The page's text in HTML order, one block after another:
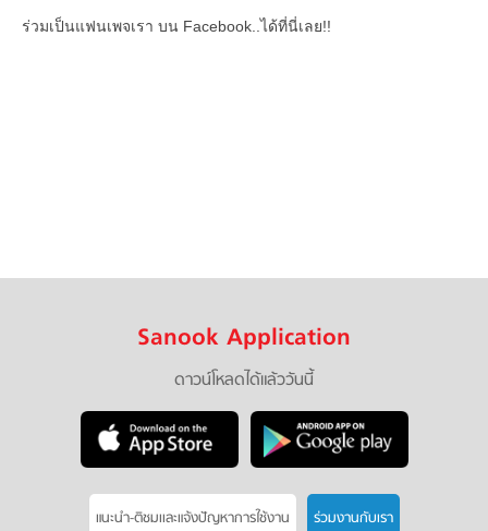
ร่วมเป็นแฟนเพจเรา บน Facebook..ได้ที่นี่เลย!!
Sanook Application
ดาวน์โหลดได้แล้ววันนี้
แนะนำ-ติชมเเละแจ้งปัญหาการใช้งาน ร่วมงานกับเรา